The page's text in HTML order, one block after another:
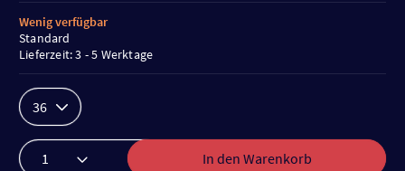
36
In den Warenkorb
Wenig verfügbar
Standard
Lieferzeit: 3 - 5 Werktage